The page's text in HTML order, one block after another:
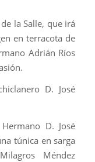
la Salle, que irá
en terracota de
Adrián Ríos
D. José
D. José
túnica en sarga
Méndez